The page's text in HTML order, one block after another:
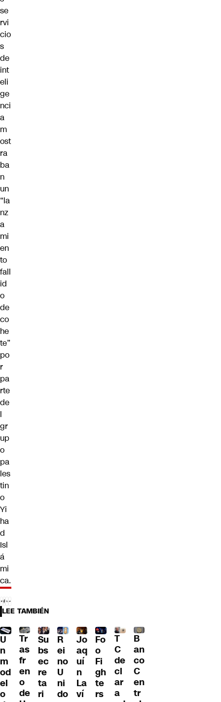
se
rvi
cio
s
de
int
eli
ge
nci
a
m
ost
ra
ba
n
un
“la
nz
a
mi
en
to
fall
id
o
de
co
he
te”
po
r
pa
rte
de
l
gr
up
o
pa
les
tin
o
Yi
ha
d
Isl
á
mi
ca.
LEE TAMBIÉN
U
n
m
od
el
o
Tr
as
fr
en
o
de
Su
bs
ec
re
ta
ri
R
ei
no
U
ni
do
Jo
aq
uí
n
La
ví
Fo
o
Fi
gh
te
rs
T
C
de
cl
ar
a
B
an
co
C
en
tr